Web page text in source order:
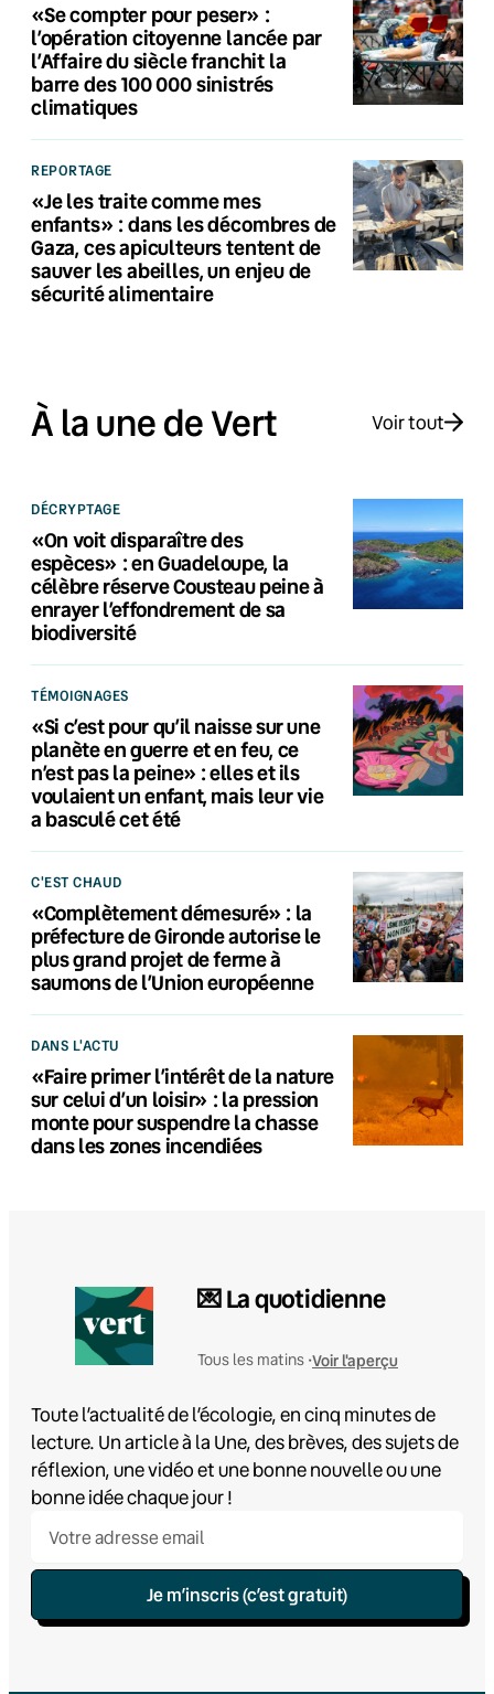
«Se compter pour peser» :
l’opération citoyenne lancée par
l’Affaire du siècle franchit la
barre des 100 000 sinistrés
climatiques
REPORTAGE
«Je les traite comme mes
enfants» : dans les décombres de
Gaza, ces apiculteurs tentent de
sauver les abeilles, un enjeu de
sécurité alimentaire
À la une de Vert Voir tout
DÉCRYPTAGE
«On voit disparaître des
espèces» : en Guadeloupe, la
célèbre réserve Cousteau peine à
enrayer l’effondrement de sa
biodiversité
TÉMOIGNAGES
«Si c’est pour qu’il naisse sur une
planète en guerre et en feu, ce
n’est pas la peine» : elles et ils
voulaient un enfant, mais leur vie
a basculé cet été
C'EST CHAUD
«Complètement démesuré» : la
préfecture de Gironde autorise le
plus grand projet de ferme à
saumons de l’Union européenne
DANS L'ACTU
«Faire primer l’intérêt de la nature
sur celui d’un loisir» : la pression
monte pour suspendre la chasse
dans les zones incendiées
💌 La quotidienne
Tous les matins •Voir l'aperçu
Toute l’actualité de l’écologie, en cinq minutes de
lecture. Un article à la Une, des brèves, des sujets de
réflexion, une vidéo et une bonne nouvelle ou une
bonne idée chaque jour !
Je m’inscris (c’est gratuit)